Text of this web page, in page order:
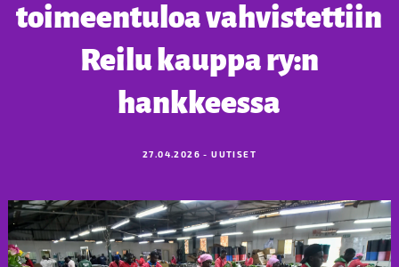
toimeentuloa vahvistettiin
Reilu kauppa ry:n
hankkeessa
27.04.2026 - UUTISET